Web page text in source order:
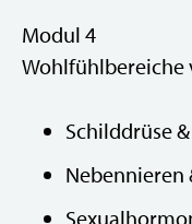
Modul 4
Wohlfühlbereiche
Schilddrüse
Nebennieren